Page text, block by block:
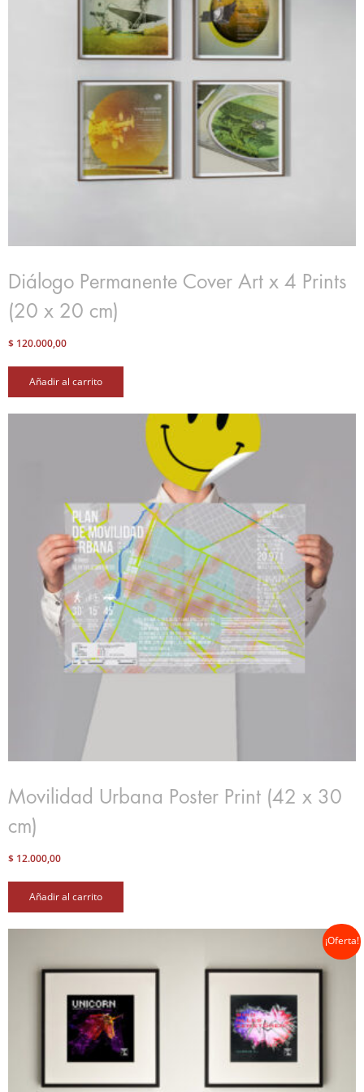
Diálogo Permanente Cover Art x 4 Prints
(20 x 20 cm)
$ 120.000,00
Añadir al carrito
Movilidad Urbana Poster Print (42 x 30
cm)
$ 12.000,00
Añadir al carrito
¡Oferta!